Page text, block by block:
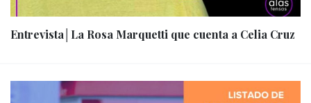
Entrevista│La Rosa Marquetti que cuenta a Celia Cruz